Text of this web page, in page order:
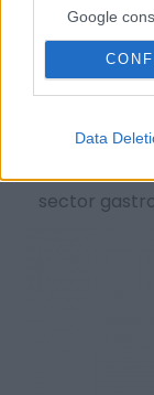
Google
Data
viviendo.
que pueden
trabajo en
apoyo que
sector